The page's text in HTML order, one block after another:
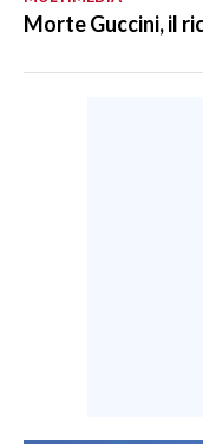
Morte Guccini, il